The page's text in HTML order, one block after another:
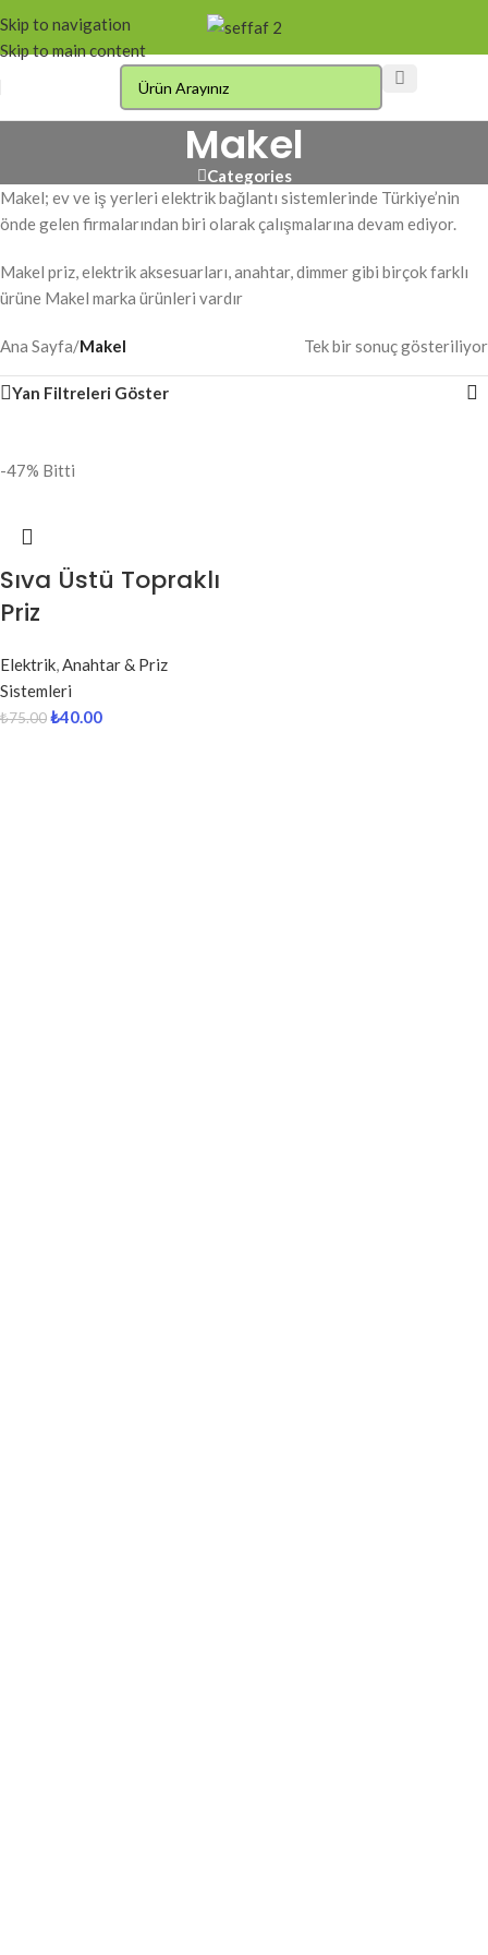
Skip to navigation
Skip to main content
Makel
Categories
Makel; ev ve iş yerleri elektrik bağlantı sistemlerinde Türkiye’nin
önde gelen firmalarından biri olarak çalışmalarına devam ediyor.
Makel priz, elektrik aksesuarları, anahtar, dimmer gibi birçok farklı
ürüne Makel marka ürünleri vardır
Ana Sayfa/Makel Tek bir sonuç gösteriliyor
Yan Filtreleri Göster
-47% Bitti
Sıva Üstü Topraklı
Priz
Elektrik,Anahtar & Priz
Sistemleri
₺75.00₺40.00